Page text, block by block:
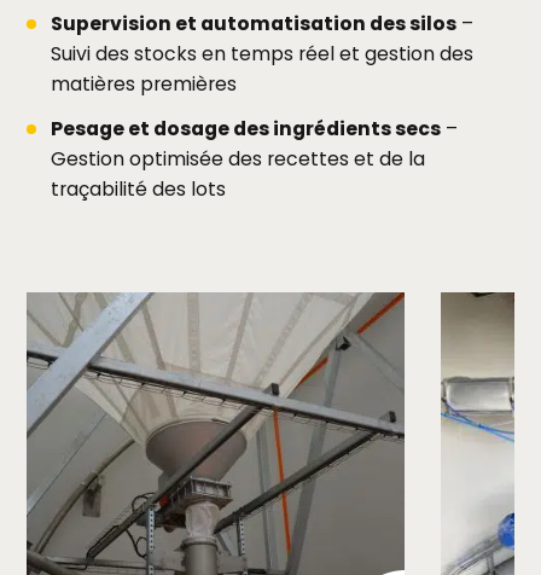
Supervision et automatisation des silos –
Suivi des stocks en temps réel et gestion des
matières premières
Pesage et dosage des ingrédients secs –
Gestion optimisée des recettes et de la
traçabilité des lots